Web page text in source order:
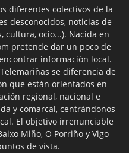
diferentes colectivos de la
desconocidos, noticias de
cultura, ocio...). Nacida en
pretende dar un poco de
información local.
se diferencia de
que están orientados en
regional, nacional e
y comarcal, centrándonos
El objetivo irrenunciable
Miño, O Porriño y Vigo
de vista.